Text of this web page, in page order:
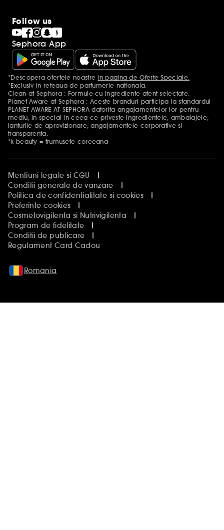
Follow us
Sephora App
Mentiuni aditionale
*Descopera ofertele noastrein pagina de Oferte Speciale.
*Exclusiv in reteaua de parfumerie nationala.
Clean at Sephora : Formule cu ingrediente atent selectate.
Planet Aware at Sephora : Aceste branduri participa la standardul
PLANET AWARE AT SEPHORA datorita angajamentelor lor pentru
mediu, in special in ceea ce priveste ingredientele, ambalajele,
lanturile de aprovizionare, angajamentele corporative si
transparenta.
*k-beauty = frumusete coreeana
Mentiuni legale si CGU
Conditii generale de vanzare
Politica de confidentialitate si cookies
Preferinte cookies
Cosmetovigilenta si Nutrivigilenta
Program de fidelitate
Conditii de publicare
Regulament Card Cadou
Romania